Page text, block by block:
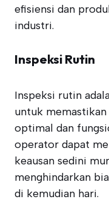
efisiensi dan
industri.
Inspeksi Rutin
Inspeksi rutin
untuk
optimal dan
operator dapat
keausan sedini
menghindarkan
di kemudian hari.